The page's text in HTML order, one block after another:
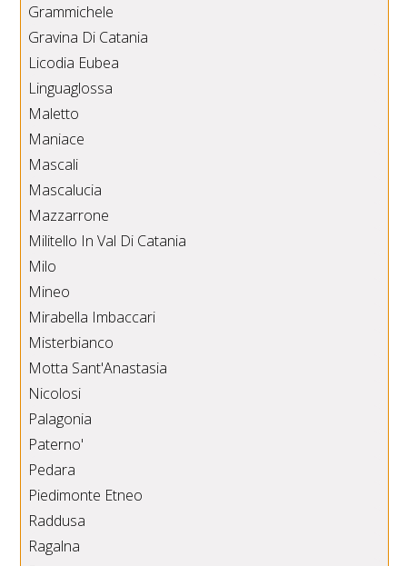
Grammichele
Gravina Di Catania
Licodia Eubea
Linguaglossa
Maletto
Maniace
Mascali
Mascalucia
Mazzarrone
Militello In Val Di Catania
Milo
Mineo
Mirabella Imbaccari
Misterbianco
Motta Sant'Anastasia
Nicolosi
Palagonia
Paterno'
Pedara
Piedimonte Etneo
Raddusa
Ragalna